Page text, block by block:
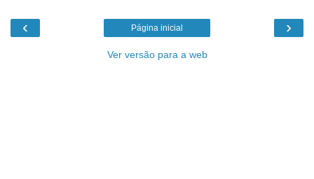
‹ ›
Página inicial
Ver versão para a web